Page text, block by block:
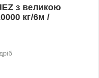
з великою
кг/6м /